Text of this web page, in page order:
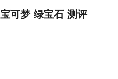
宝可梦 绿宝石 测评